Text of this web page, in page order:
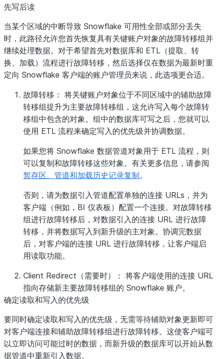
先写后读
当某个区域的中断导致 Snowflake 可用性全部或部分丢失
时，此路径允许您首先恢复具有关键账户对象的故障转移组并
继续处理数据。对于希望首先对数据库和 ETL（提取、转
换、加载）流程进行故障转移，然后选择仅在数据为最新时重
定向 Snowflake 客户端的账户管理员来说，此选项更合适。
故障转移： 将关键账户对象位于不同区域中的辅助故障
转移组提升为主要故障转移组，这允许写入每个故障转
移组中包含的对象。组中的数据库可写之后，您就可以
使用 ETL 流程来确定写入的优先级并协调数据。
如果您将 Snowflake 数据管道对象用于 ETL 流程，则
可以复制和故障转移这些对象。有关更多信息，请参阅
暂存区、管道和加载历史记录复制。
否则，请为数据引入管道配置单独的连接 URLs，并为
客户端（例如，BI 仪表板）配置一个连接。对故障转移
组进行故障转移后，对数据引入的连接 URL 进行故障
转移，并将数据写入到新升级的主对象。协调完数据
后，对客户端的连接 URL 进行故障转移，让客户端启
用读取功能。
Client Redirect（需要时）： 将客户端使用的连接 URL
指向存储新主要故障转移组的 Snowflake 账户。
确定读取和写入的优先级
要同时确定读取和写入的优先级，无需等待辅助对象更新即可
对客户端连接和辅助故障转移组进行故障转移。这使客户端可
以立即访问可能过时的数据，而新升级的数据库可以开始从数
据管道中重新引入数据。